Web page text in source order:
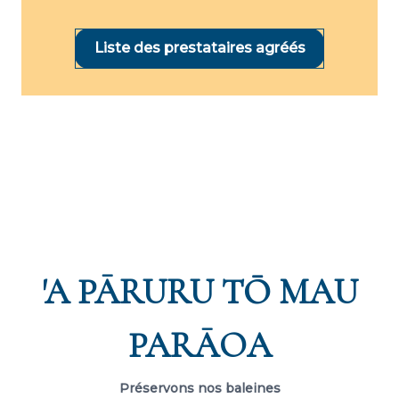
Liste des prestataires agréés
'A PĀRURU TŌ MAU
PARĀOA
Préservons nos baleines